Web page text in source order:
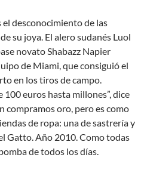
el desconocimiento de las
su joya. El alero sudanés Luol
novato Shabazz Napier
de Miami, que consiguió el
en los tiros de campo.
euros hasta millones”, dice
compramos oro, pero es como
de ropa: una de sastrería y
Gatto. Año 2010. Como todas
de todos los días.